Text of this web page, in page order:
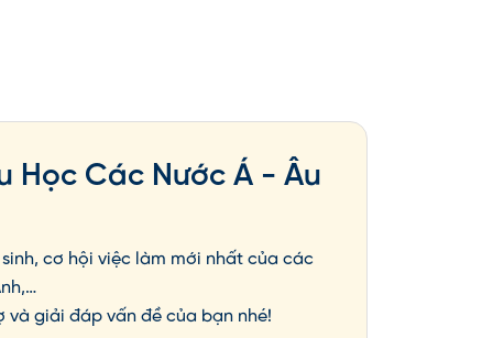
Học Các Nước Á - Âu
cơ hội việc làm mới nhất của các
và giải đáp vấn đề của bạn nhé!